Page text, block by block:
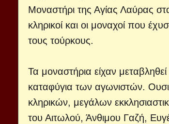
Μοναστήρι της Αγίας Λαύρας
κληρικοί και οι μοναχοί που
τους τούρκους.
Τα μοναστήρια είχαν
καταφύγια των αγωνιστών.
κληρικών, μεγάλων
του Αιτωλού, Άνθιμου Γαζή,